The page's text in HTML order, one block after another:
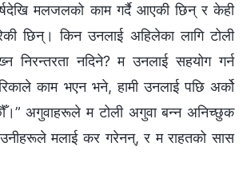
मलजलको काम गर्दै आएकी छिन् र केही
छिन्। किन उनलाई अहिलेका लागि टोली
निरन्तरता नदिने? म उनलाई सहयोग गर्न
काम भएन भने, हामी उनलाई पछि अर्को
अगुवाहरूले म टोली अगुवा बन्न अनिच्छुक
मलाई कर गरेनन्, र म राहतको सास